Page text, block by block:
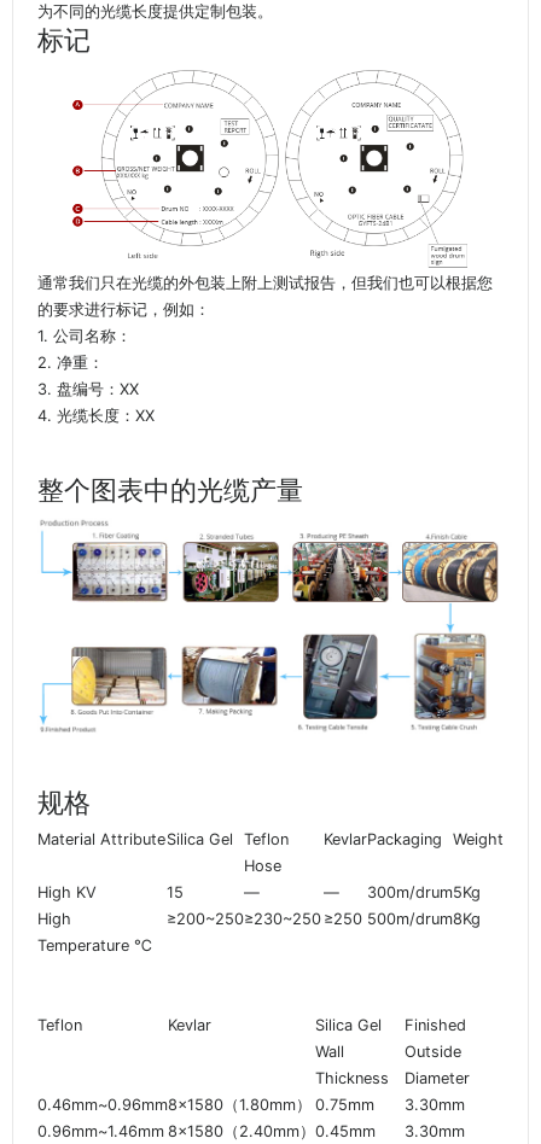
为不同的光缆长度提供定制包装。
标记
通常我们只在光缆的外包装上附上测试报告，但我们也可以根据您
的要求进行标记，例如：
1. 公司名称：
2. 净重：
3. 盘编号：XX
4. 光缆长度：XX
整个图表中的光缆产量
规格
Material AttributeSilica Gel
Teflon
Hose
KevlarPackaging Weight
High KV 15 — — 300m/drum5Kg
High
Temperature ℃
≥200~250≥230~250 ≥250 500m/drum8Kg
Teflon Kevlar
Silica Gel
Wall
Thickness
Finished
Outside
Diameter
0.46mm~0.96mm8×1580（1.80mm） 0.75mm
3.30mm
0.96mm~1.46mm 8×1580（2.40mm） 0.45mm 3.30mm